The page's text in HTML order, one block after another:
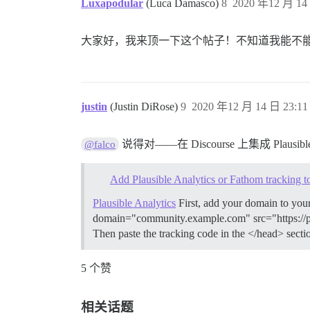
Luxapodular (Luca Damasco) 2020 年12 月
8
大家好，我来顶一下这个帖子！不知道我能不
justin (Justin DiRose) 2020 年12 月 14 日 23:11
9
@falco 说得对——在 Discourse 上集成
Add Plausible Analytics or Fathom tracking
Plausible Analytics First, add your domain to
domain="community.example.com"
Then paste the tracking code in the </head>
5 个赞
相关话题